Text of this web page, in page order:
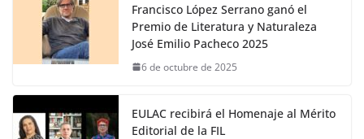
Francisco López Serrano ganó el
Premio de Literatura y Naturaleza
José Emilio Pacheco 2025
6 de octubre de 2025
EULAC recibirá el Homenaje al Mérito
Editorial de la FIL